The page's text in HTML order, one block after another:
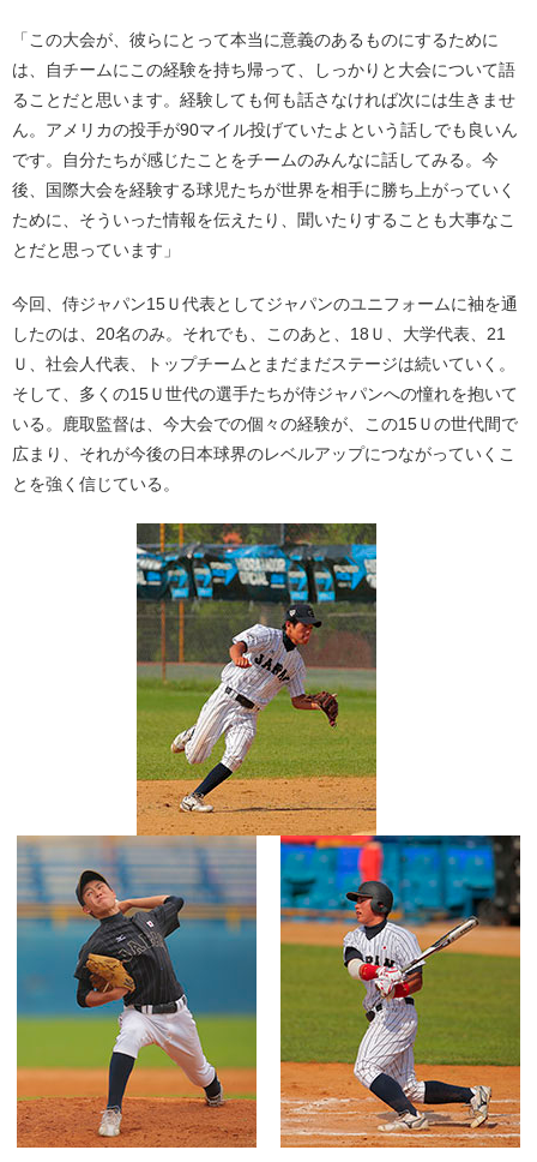
「この大会が、彼らにとって本当に意義のあるものにするために
は、自チームにこの経験を持ち帰って、しっかりと大会について語
ることだと思います。経験しても何も話さなければ次には生きませ
ん。アメリカの投手が90マイル投げていたよという話しでも良いん
です。自分たちが感じたことをチームのみんなに話してみる。今
後、国際大会を経験する球児たちが世界を相手に勝ち上がっていく
ために、そういった情報を伝えたり、聞いたりすることも大事なこ
とだと思っています」
今回、侍ジャパン15Ｕ代表としてジャパンのユニフォームに袖を通
したのは、20名のみ。それでも、このあと、18Ｕ、大学代表、21
Ｕ、社会人代表、トップチームとまだまだステージは続いていく。
そして、多くの15Ｕ世代の選手たちが侍ジャパンへの憧れを抱いて
いる。鹿取監督は、今大会での個々の経験が、この15Ｕの世代間で
広まり、それが今後の日本球界のレベルアップにつながっていくこ
とを強く信じている。